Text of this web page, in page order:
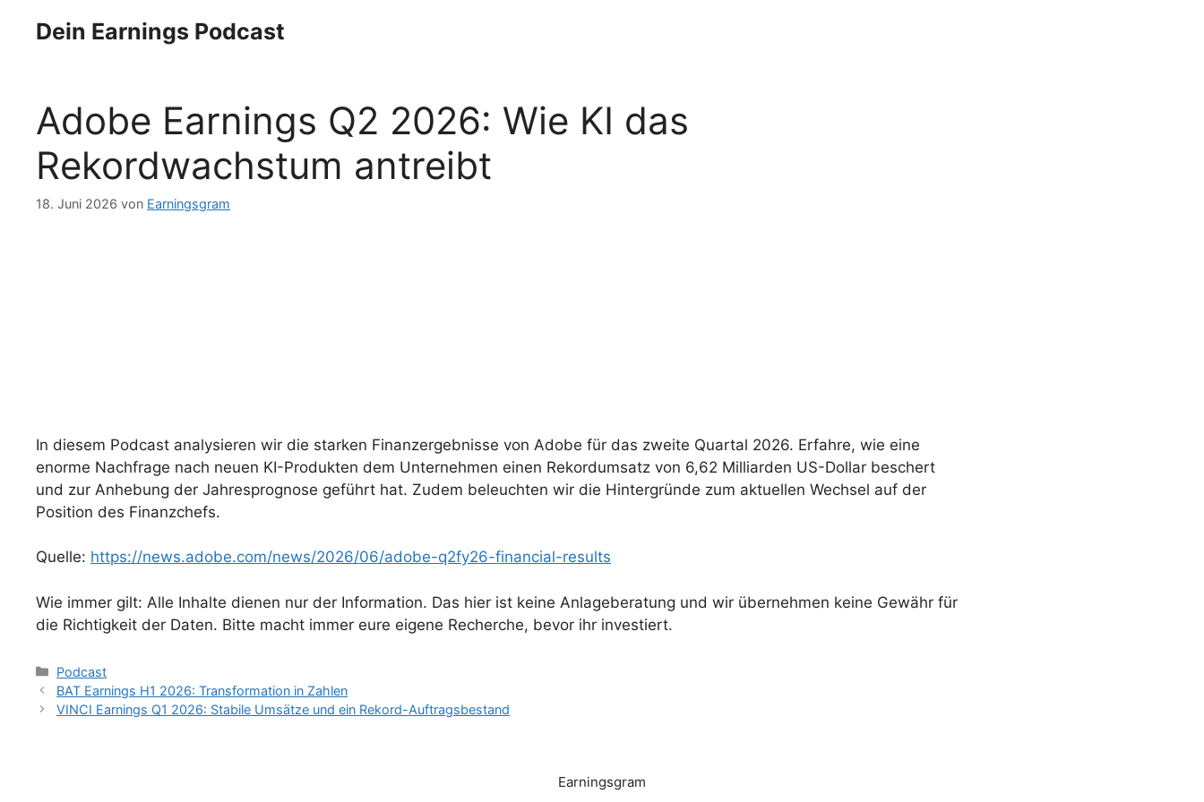
Dein Earnings Podcast
Adobe Earnings Q2 2026: Wie KI das
Rekordwachstum antreibt
18. Juni 2026 von Earningsgram
In diesem Podcast analysieren wir die starken Finanzergebnisse von Adobe für das zweite Quartal 2026. Erfahre, wie eine
enorme Nachfrage nach neuen KI-Produkten dem Unternehmen einen Rekordumsatz von 6,62 Milliarden US-Dollar beschert
und zur Anhebung der Jahresprognose geführt hat. Zudem beleuchten wir die Hintergründe zum aktuellen Wechsel auf der
Position des Finanzchefs.
Quelle: https://news.adobe.com/news/2026/06/adobe-q2fy26-financial-results
Wie immer gilt: Alle Inhalte dienen nur der Information. Das hier ist keine Anlageberatung und wir übernehmen keine Gewähr für
die Richtigkeit der Daten. Bitte macht immer eure eigene Recherche, bevor ihr investiert.
Kategorien
Podcast
BAT Earnings H1 2026: Transformation in Zahlen
VINCI Earnings Q1 2026: Stabile Umsätze und ein Rekord-Auftragsbestand
Earningsgram